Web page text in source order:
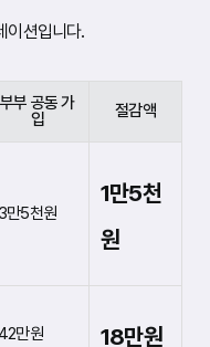
이션입니다.
부부 공동 가
입
절감액
3만5천원
1만5천
원
42만원 18만원